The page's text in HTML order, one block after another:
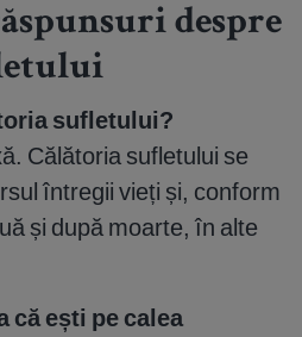
despre
sufletului?
Călătoria sufletului se
întregii vieți și, conform
și după moarte, în alte
că ești pe calea